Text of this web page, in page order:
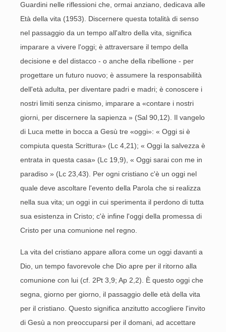
Guardini nelle riflessioni che, ormai anziano, dedicava alle
Età della vita (1953). Discernere questa totalità di senso
nel passaggio da un tempo all'altro della vita, significa
imparare a vivere l'oggi; è attraversare il tempo della
decisione e del distacco - o anche della ribellione - per
progettare un futuro nuovo; è assumere la responsabilità
dell'età adulta, per diventare padri e madri; è conoscere i
nostri limiti senza cinismo, imparare a «contare i nostri
giorni, per discernere la sapienza » (Sal 90,12). Il vangelo
di Luca mette in bocca a Gesù tre «oggi»: « Oggi si è
compiuta questa Scrittura» (Lc 4,21); « Oggi la salvezza è
entrata in questa casa» (Lc 19,9), « Oggi sarai con me in
paradiso » (Lc 23,43). Per ogni cristiano c'è un oggi nel
quale deve ascoltare l'evento della Parola che si realizza
nella sua vita; un oggi in cui sperimenta il perdono di tutta
sua esistenza in Cristo; c'è infine l'oggi della promessa di
Cristo per una comunione nel regno.
La vita del cristiano appare allora come un oggi davanti a
Dio, un tempo favorevole che Dio apre per il ritorno alla
comunione con lui (cf. 2Pt 3,9; Ap 2,2). È questo oggi che
segna, giorno per giorno, il passaggio delle età della vita
per il cristiano. Questo significa anzitutto accogliere l'invito
di Gesù a non preoccuparsi per il domani, ad accettare